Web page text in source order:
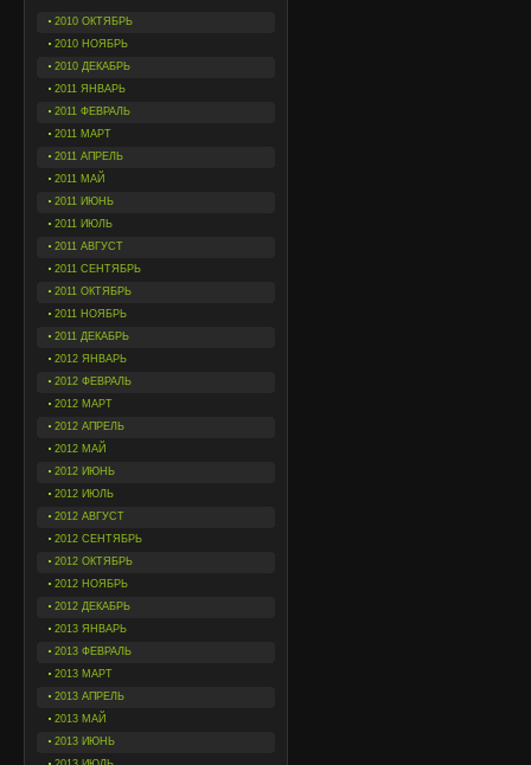
2010 ОКТЯБРЬ
2010 НОЯБРЬ
2010 ДЕКАБРЬ
2011 ЯНВАРЬ
2011 ФЕВРАЛЬ
2011 МАРТ
2011 АПРЕЛЬ
2011 МАЙ
2011 ИЮНЬ
2011 ИЮЛЬ
2011 АВГУСТ
2011 СЕНТЯБРЬ
2011 ОКТЯБРЬ
2011 НОЯБРЬ
2011 ДЕКАБРЬ
2012 ЯНВАРЬ
2012 ФЕВРАЛЬ
2012 МАРТ
2012 АПРЕЛЬ
2012 МАЙ
2012 ИЮНЬ
2012 ИЮЛЬ
2012 АВГУСТ
2012 СЕНТЯБРЬ
2012 ОКТЯБРЬ
2012 НОЯБРЬ
2012 ДЕКАБРЬ
2013 ЯНВАРЬ
2013 ФЕВРАЛЬ
2013 МАРТ
2013 АПРЕЛЬ
2013 МАЙ
2013 ИЮНЬ